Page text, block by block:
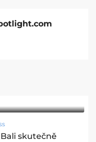
skutečně